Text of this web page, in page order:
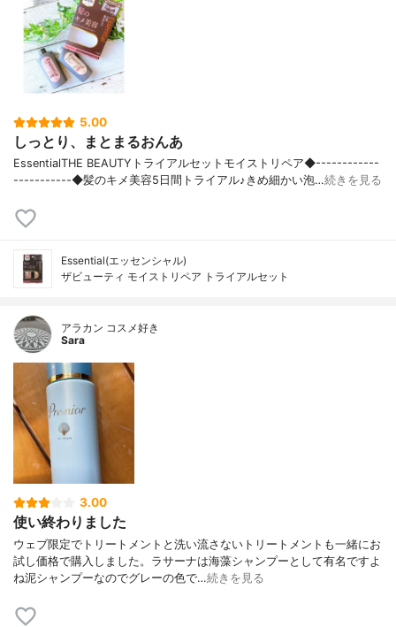
5.00
しっとり、まとまるおんあ
EssentialTHE BEAUTYトライアルセットモイストリペア◆------------
-----------◆髪のキメ美容5日間トライアル♪きめ細かい泡…続きを見る
Essential(エッセンシャル)
ザビューティ モイストリペア トライアルセット
アラカン コスメ好き
Sara
3.00
使い終わりました
ウェブ限定でトリートメントと洗い流さないトリートメントも一緒にお
試し価格で購入しました。ラサーナは海藻シャンプーとして有名ですよ
ね泥シャンプーなのでグレーの色で…続きを見る